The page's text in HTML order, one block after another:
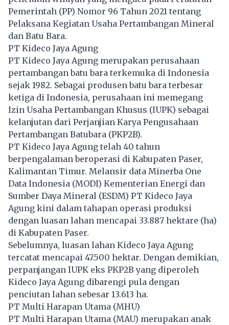
Pemerintah (PP) Nomor 96 Tahun 2021 tentang
Pelaksana Kegiatan Usaha Pertambangan Mineral
dan Batu Bara.
PT Kideco Jaya Agung
PT Kideco Jaya Agung merupakan perusahaan
pertambangan batu bara terkemuka di Indonesia
sejak 1982. Sebagai produsen batu bara terbesar
ketiga di Indonesia, perusahaan ini memegang
Izin Usaha Pertambangan Khusus (IUPK) sebagai
kelanjutan dari Perjanjian Karya Pengusahaan
Pertambangan Batubara (PKP2B).
PT Kideco Jaya Agung telah 40 tahun
berpengalaman beroperasi di Kabupaten Paser,
Kalimantan Timur. Melansir data Minerba One
Data Indonesia (MODI) Kementerian Energi dan
Sumber Daya Mineral (ESDM) PT Kideco Jaya
Agung kini dalam tahapan operasi produksi
dengan luasan lahan mencapai 33.887 hektare (ha)
di Kabupaten Paser.
Sebelumnya, luasan lahan Kideco Jaya Agung
tercatat mencapai 47.500 hektar. Dengan demikian,
perpanjangan IUPK eks PKP2B yang diperoleh
Kideco Jaya Agung dibarengi pula dengan
penciutan lahan sebesar 13.613 ha.
PT Multi Harapan Utama (MHU)
PT Multi Harapan Utama (MAU) merupakan anak